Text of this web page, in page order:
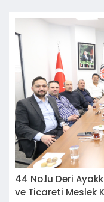
44 No.lu Deri
ve Ticareti Meslek